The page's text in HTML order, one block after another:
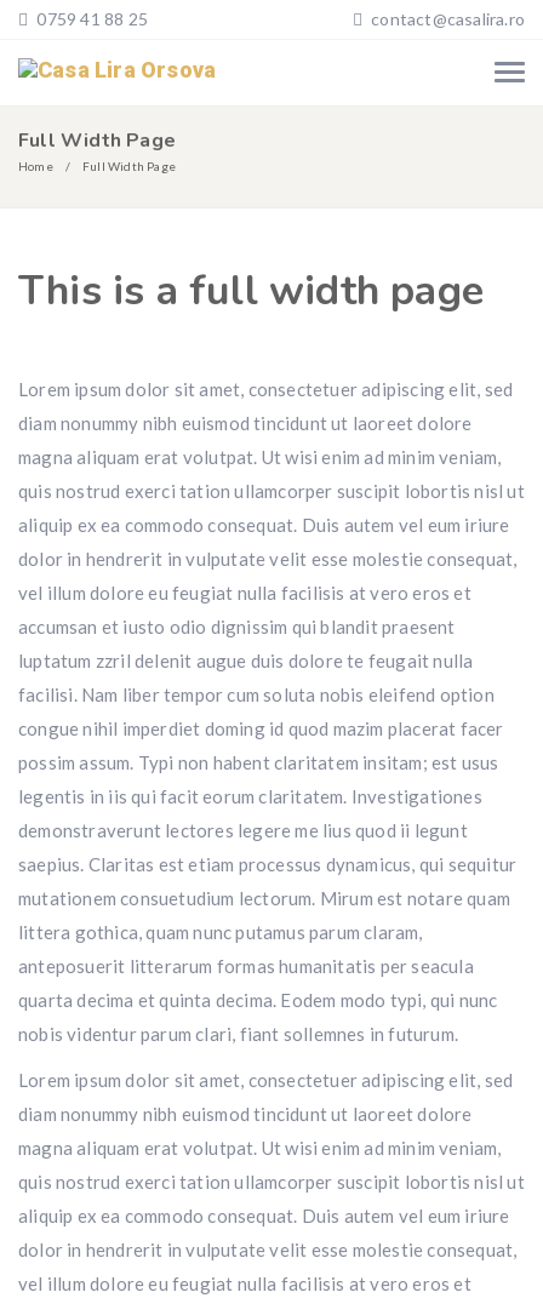
0759 41 88 25 contact@casalira.ro
Full Width Page
Home Full Width Page
This is a full width page
Lorem ipsum dolor sit amet, consectetuer adipiscing elit, sed
diam nonummy nibh euismod tincidunt ut laoreet dolore
magna aliquam erat volutpat. Ut wisi enim ad minim veniam,
quis nostrud exerci tation ullamcorper suscipit lobortis nisl ut
aliquip ex ea commodo consequat. Duis autem vel eum iriure
dolor in hendrerit in vulputate velit esse molestie consequat,
vel illum dolore eu feugiat nulla facilisis at vero eros et
accumsan et iusto odio dignissim qui blandit praesent
luptatum zzril delenit augue duis dolore te feugait nulla
facilisi. Nam liber tempor cum soluta nobis eleifend option
congue nihil imperdiet doming id quod mazim placerat facer
possim assum. Typi non habent claritatem insitam; est usus
legentis in iis qui facit eorum claritatem. Investigationes
demonstraverunt lectores legere me lius quod ii legunt
saepius. Claritas est etiam processus dynamicus, qui sequitur
mutationem consuetudium lectorum. Mirum est notare quam
littera gothica, quam nunc putamus parum claram,
anteposuerit litterarum formas humanitatis per seacula
quarta decima et quinta decima. Eodem modo typi, qui nunc
nobis videntur parum clari, fiant sollemnes in futurum.
Lorem ipsum dolor sit amet, consectetuer adipiscing elit, sed
diam nonummy nibh euismod tincidunt ut laoreet dolore
magna aliquam erat volutpat. Ut wisi enim ad minim veniam,
quis nostrud exerci tation ullamcorper suscipit lobortis nisl ut
aliquip ex ea commodo consequat. Duis autem vel eum iriure
dolor in hendrerit in vulputate velit esse molestie consequat,
vel illum dolore eu feugiat nulla facilisis at vero eros et